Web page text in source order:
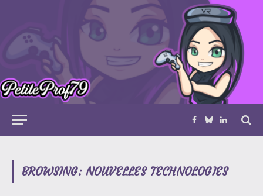
Facebook
BlueskyLinkedIn
BROWSING: NOUVELLES TECHNOLOGIES